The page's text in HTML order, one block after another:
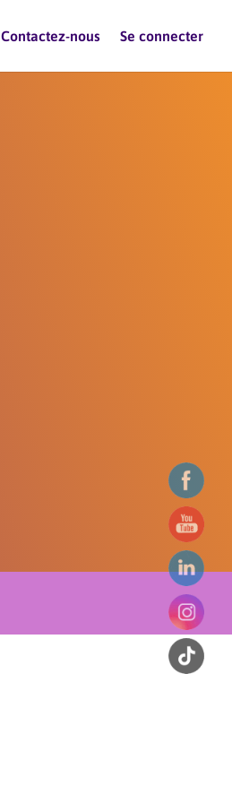
Contactez-nous Se connecter